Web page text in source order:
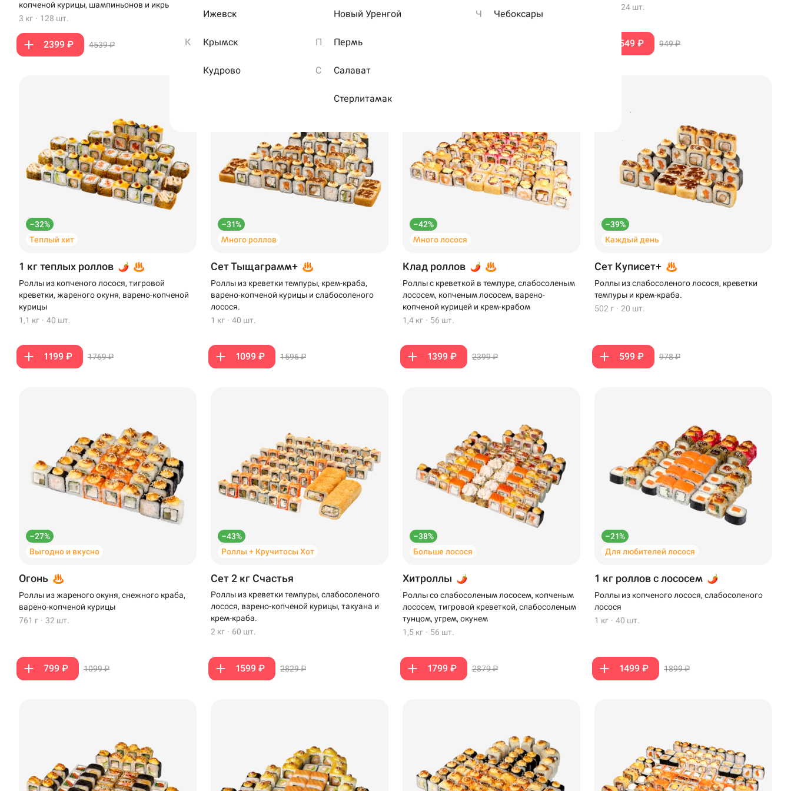
копченой курицы, шампиньонов и икры
масаго
3 кг · 128 шт.
2399 ₽ 4539 ₽ 1399 ₽
24 шт.
549 ₽ 949 ₽
–32%
Теплый хит
1 кг теплых роллов
Роллы из копченого лосося, тигровой
креветки, жареного окуня, варено-копченой
курицы
1,1 кг · 40 шт.
1199 ₽ 1769 ₽
–31%
Много роллов
Сет Тыщаграмм+
Роллы из креветки темпуры, крем-краба,
варено-копченой курицы и слабосоленого
лосося.
1 кг · 40 шт.
1099 ₽ 1596 ₽
–42%
Много лосося
Клад роллов
Роллы с креветкой в темпуре, слабосоленым
лососем, копченым лососем, варено-
копченой курицей и крем-крабом
1,4 кг · 56 шт.
1399 ₽ 2399 ₽
–39%
Каждый день
Сет Куписет+
Роллы из слабосоленого лосося, креветки
темпуры и крем-краба.
502 г · 20 шт.
599 ₽ 978 ₽
–27%
Выгодно и вкусно
Огонь
Роллы из жареного окуня, снежного краба,
варено-копченой курицы
761 г · 32 шт.
799 ₽ 1099 ₽
–43%
Роллы + Кручитосы Хот
Сет 2 кг Счастья
Роллы из креветки темпуры, слабосоленого
лосося, варено-копченой курицы, такуана и
крем-краба.
2 кг · 60 шт.
1599 ₽ 2829 ₽
–38%
Больше лосося
Хитроллы
Роллы со слабосоленым лососем, копченым
лососем, тигровой креветкой, слабосоленым
тунцом, угрем, окунем
1,5 кг · 56 шт.
1799 ₽ 2879 ₽
–21%
Для любителей лосося
1 кг роллов с лососем
Роллы из копченого лосося, слабосоленого
лосося
1 кг · 40 шт.
1499 ₽ 1899 ₽
Ижевск
К Крымск
Кудрово
Новый Уренгой
П Пермь
С Салават
Стерлитамак
Ч Чебоксары